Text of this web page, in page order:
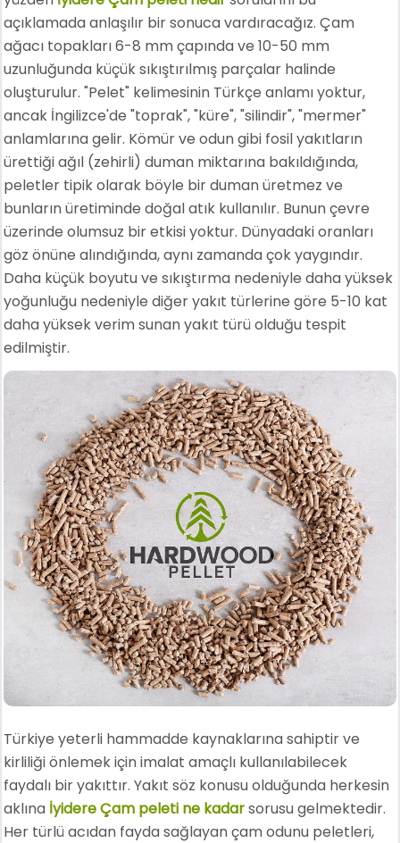
açıklamada anlaşılır bir sonuca vardıracağız. Çam
ağacı topakları 6-8 mm çapında ve 10-50 mm
uzunluğunda küçük sıkıştırılmış parçalar halinde
oluşturulur. "Pelet" kelimesinin Türkçe anlamı yoktur,
ancak İngilizce'de "toprak", "küre", "silindir", "mermer"
anlamlarına gelir. Kömür ve odun gibi fosil yakıtların
ürettiği ağıl (zehirli) duman miktarına bakıldığında,
peletler tipik olarak böyle bir duman üretmez ve
bunların üretiminde doğal atık kullanılır. Bunun çevre
üzerinde olumsuz bir etkisi yoktur. Dünyadaki oranları
göz önüne alındığında, aynı zamanda çok yaygındır.
Daha küçük boyutu ve sıkıştırma nedeniyle daha yüksek
yoğunluğu nedeniyle diğer yakıt türlerine göre 5-10 kat
daha yüksek verim sunan yakıt türü olduğu tespit
edilmiştir.
Türkiye yeterli hammadde kaynaklarına sahiptir ve
kirliliği önlemek için imalat amaçlı kullanılabilecek
faydalı bir yakıttır. Yakıt söz konusu olduğunda herkesin
aklına İyidere Çam peleti ne kadarsorusu gelmektedir.
Her türlü acıdan fayda sağlayan çam odunu peletleri,